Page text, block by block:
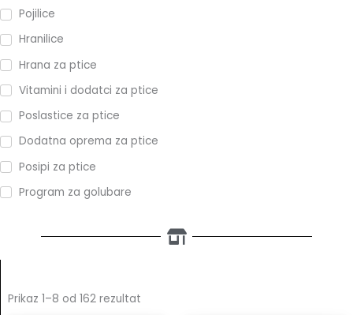
Pojilice
Hranilice
Hrana za ptice
Vitamini i dodatci za ptice
Poslastice za ptice
Dodatna oprema za ptice
Posipi za ptice
Program za golubare
Prikaz 1–8 od 162 rezultatby